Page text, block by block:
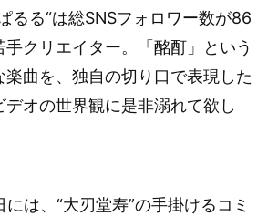
るる“は総SNSフォロワー数が86
クリエイター。「酩酊」という
楽曲を、独自の切り口で表現した
デオの世界観に是非溺れて欲し
には、“大刃堂寿”の手掛けるコミ